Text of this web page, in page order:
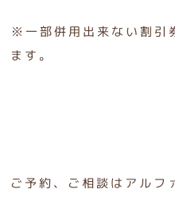
※一部併用出来ない割引
ます。
ご予約、ご相談はアルフ